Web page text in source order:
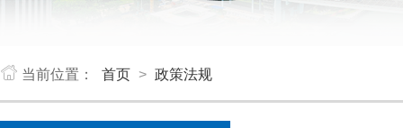
当前位置： 首页 > 政策法规